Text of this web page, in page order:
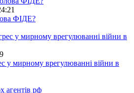
ФІДЕ?
у мирному врегулюванні війни в